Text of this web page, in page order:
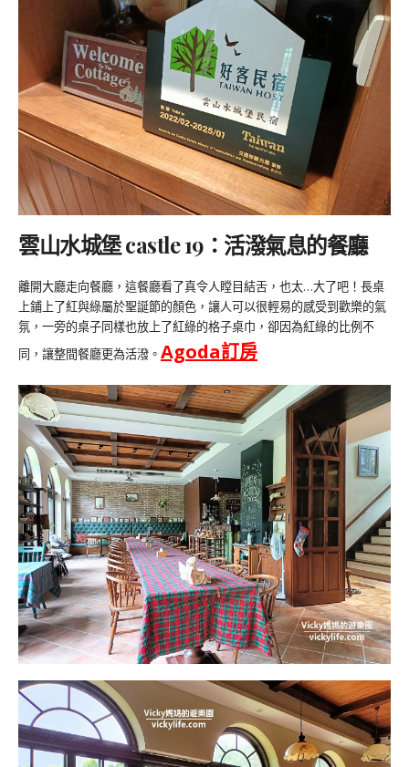
雲山水城堡 castle 19：活潑氣息的餐廳
離開大廳走向餐廳，這餐廳看了真令人瞠目結舌，也太…大了吧！長桌
上鋪上了紅與綠屬於聖誕節的顏色，讓人可以很輕易的感受到歡樂的氣
氛，一旁的桌子同樣也放上了紅綠的格子桌巾，卻因為紅綠的比例不
同，讓整間餐廳更為活潑。 Agoda訂房